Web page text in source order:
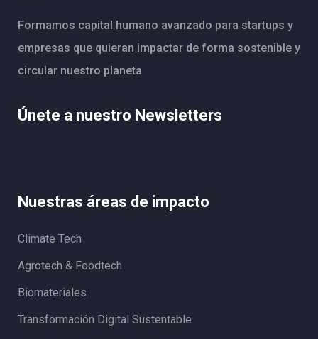
Formamos capital humano avanzado para startups y
empresas que quieran impactar de forma sostenible y
circular nuestro planeta
Únete a nuestro Newsletters
Nuestras áreas de impacto
Climate Tech
Agrotech & Foodtech
Biomateriales
Transformación Digital Sustentable